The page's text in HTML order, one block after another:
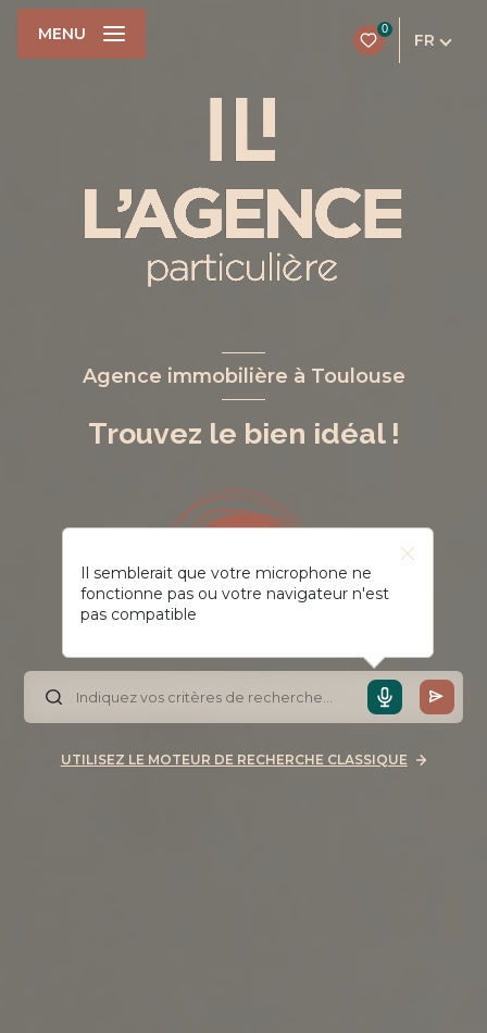
0
FR
MENU
Agence immobilière à Toulouse
Trouvez le bien idéal !
Il semblerait que votre microphone ne
fonctionne pas ou votre navigateur n'est
pas compatible
UTILISEZ LE MOTEUR DE RECHERCHE CLASSIQUE